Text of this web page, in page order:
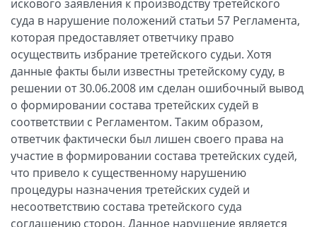
искового заявления к производству третейского
суда в нарушение положений статьи 57 Регламента,
которая предоставляет ответчику право
осуществить избрание третейского судьи. Хотя
данные факты были известны третейскому суду, в
решении от 30.06.2008 им сделан ошибочный вывод
о формировании состава третейских судей в
соответствии с Регламентом. Таким образом,
ответчик фактически был лишен своего права на
участие в формировании состава третейских судей,
что привело к существенному нарушению
процедуры назначения третейских судей и
несоответствию состава третейского суда
соглашению сторон. Данное нарушение является